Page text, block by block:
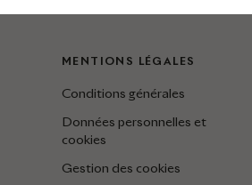
MENTIONS LÉGALES
Conditions générales
Données personnelles et
cookies
Gestion des cookies